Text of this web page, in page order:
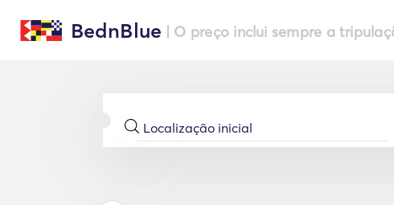
BednBlue | O preço inclui sempre a